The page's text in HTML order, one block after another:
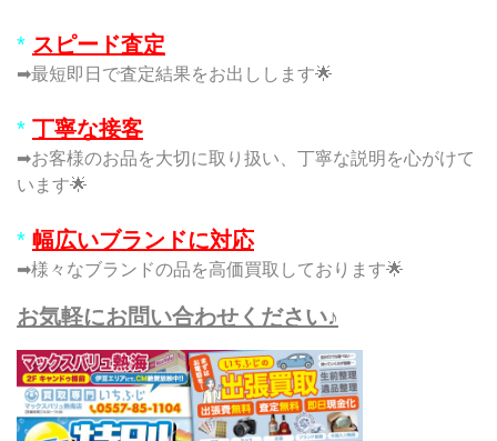
* スピード査定
➡最短即日で査定結果をお出しします🌟
* 丁寧な接客
➡お客様のお品を大切に取り扱い、丁寧な説明を心がけて
います🌟
* 幅広いブランドに対応
➡様々なブランドの品を高価買取しております🌟
お気軽にお問い合わせください♪